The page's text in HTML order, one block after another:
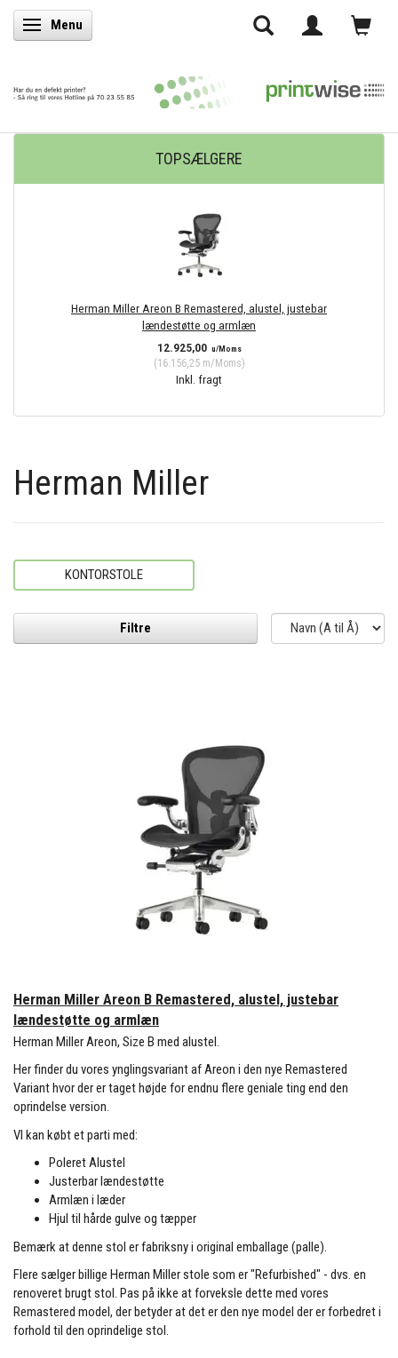
Skifte navigation
Menu
TOPSÆLGERE
Herman Miller Areon B Remastered, alustel, justebar
lændestøtte og armlæn
12.925,00 u/Moms
(16.156,25m/Moms)
Inkl. fragt
Herman Miller
KONTORSTOLE
Filtre
Herman Miller Areon B Remastered, alustel, justebar
lændestøtte og armlæn
Herman Miller Areon, Size B med alustel.
Her finder du vores ynglingsvariant af Areon i den nye Remastered
Variant hvor der er taget højde for endnu flere geniale ting end den
oprindelse version.
VI kan købt et parti med:
Poleret Alustel
Justerbar lændestøtte
Armlæn i læder
Hjul til hårde gulve og tæpper
Bemærk at denne stol er fabriksny i original emballage (palle).
Flere sælger billige Herman Miller stole som er "Refurbished" - dvs. en
renoveret brugt stol. Pas på ikke at forveksle dette med vores
Remastered model, der betyder at det er den nye model der er forbedret i
forhold til den oprindelige stol.